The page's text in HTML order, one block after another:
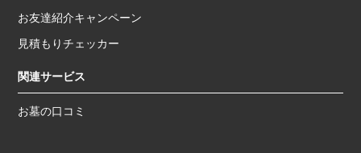
お友達紹介キャンペーン
見積もりチェッカー
関連サービス
お墓の口コミ